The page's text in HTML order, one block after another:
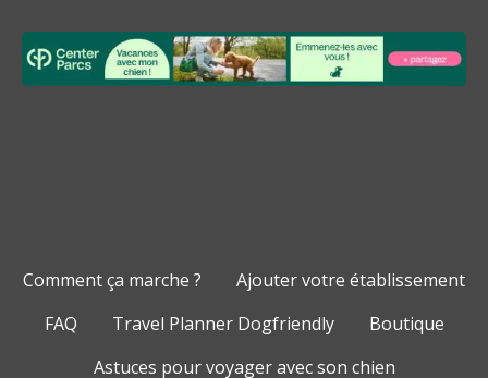
Comment ça marche ?
Ajouter votre établissement
FAQ
Travel Planner Dogfriendly
Boutique
Astuces pour voyager avec son chien